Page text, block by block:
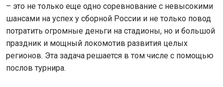
– это не только еще одно соревнование с невысокими
шансами на успех у сборной России и не только повод
потратить огромные деньги на стадионы, но и большой
праздник и мощный локомотив развития целых
регионов. Эта задача решается в том числе с помощью
послов турнира.